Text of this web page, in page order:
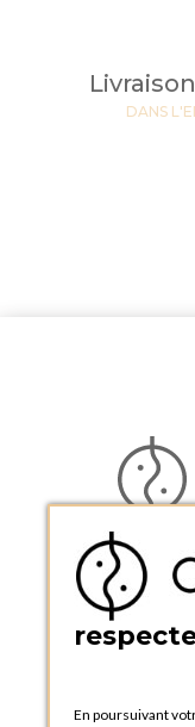
DANS
En poursuivant